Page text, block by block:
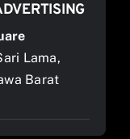
Lama,
Barat